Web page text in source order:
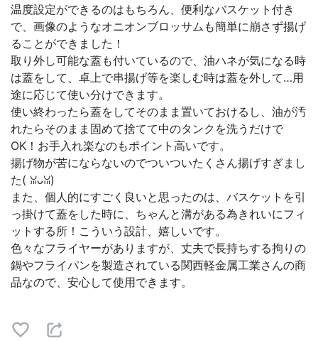
温度設定ができるのはもちろん、便利なバスケット付き
で、画像のようなオニオンブロッサムも簡単に崩さず揚げ
ることができました！
取り外し可能な蓋も付いているので、油ハネが気になる時
は蓋をして、卓上で串揚げ等を楽しむ時は蓋を外して…用
途に応じて使い分けできます。
使い終わったら蓋をしてそのまま置いておけるし、油が汚
れたらそのまま固めて捨てて中のタンクを洗うだけで
OK！お手入れ楽なのもポイント高いです。
揚げ物が苦にならないのでついついたくさん揚げすぎまし
た( ꈍᴗꈍ)
また、個人的にすごく良いと思ったのは、バスケットを引
っ掛けて蓋をした時に、ちゃんと溝がある為きれいにフィ
ットする所！こういう設計、嬉しいです。
色々なフライヤーがありますが、丈夫で長持ちする拘りの
鍋やフライパンを製造されている関西軽金属工業さんの商
品なので、安心して使用できます。